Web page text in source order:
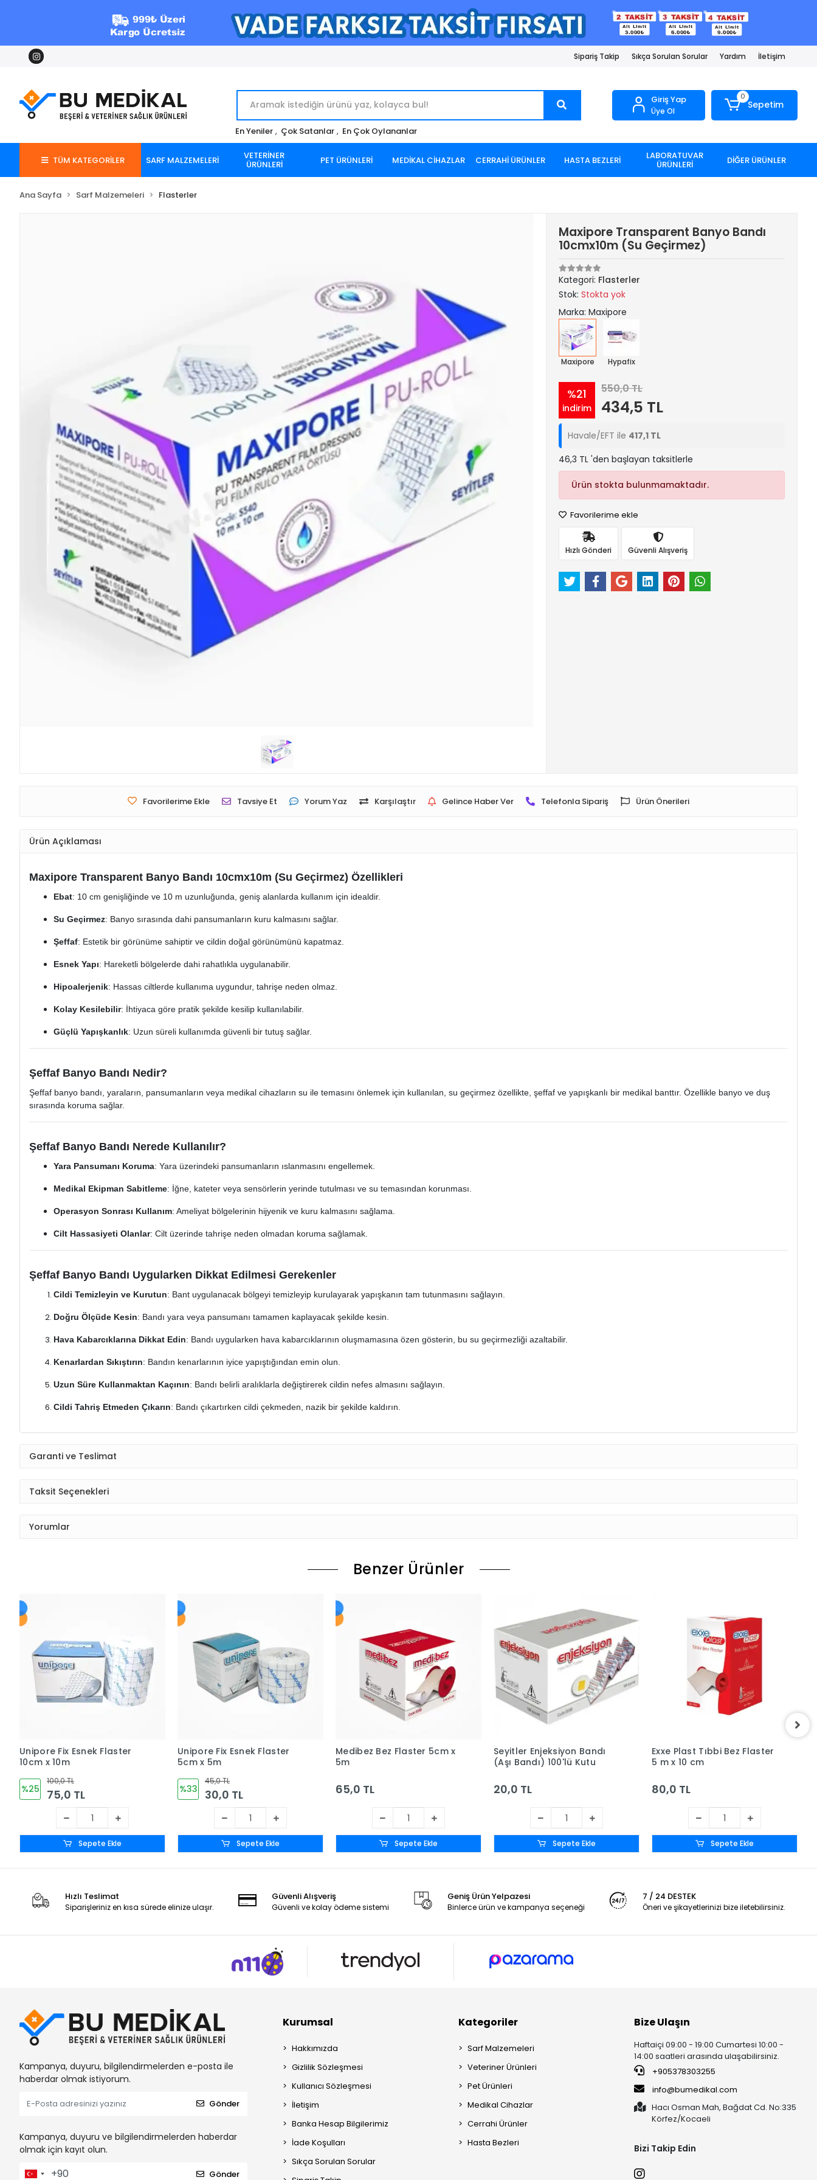
Sipariş Takip Sıkça Sorulan Sorular Yardım İletişim
En Yeniler , Çok Satanlar , En Çok Oylananlar
Giriş Yap
Üye Ol
0
Sepetim
TÜM KATEGORİLER SARF MALZEMELERİ VETERİNER
ÜRÜNLERİ PET ÜRÜNLERİ MEDİKAL CİHAZLAR CERRAHİ ÜRÜNLER HASTA BEZLERİ LABORATUVAR
ÜRÜNLERİ DİĞER ÜRÜNLER
Ana Sayfa Sarf Malzemeleri Flasterler
Maxipore Transparent Banyo Bandı
10cmx10m (Su Geçirmez)
Kategori: Flasterler
Stok:Stokta yok
Marka: Maxipore
Maxipore Hypafix
%21
indirim
550,0 TL
434,5 TL
Havale/EFT ile 417,1 TL
46,3 TL 'den başlayan taksitlerle
Ürün stokta bulunmamaktadır.
Favorilerime ekle
Hızlı Gönderi Güvenli Alışveriş
Favorilerime Ekle Tavsiye Et Yorum Yaz Karşılaştır Gelince Haber Ver Telefonla Sipariş Ürün Önerileri
Ürün Açıklaması
Maxipore Transparent Banyo Bandı 10cmx10m (Su Geçirmez) Özellikleri
Ebat: 10 cm genişliğinde ve 10 m uzunluğunda, geniş alanlarda kullanım için idealdir.
Su Geçirmez: Banyo sırasında dahi pansumanların kuru kalmasını sağlar.
Şeffaf: Estetik bir görünüme sahiptir ve cildin doğal görünümünü kapatmaz.
Esnek Yapı: Hareketli bölgelerde dahi rahatlıkla uygulanabilir.
Hipoalerjenik: Hassas ciltlerde kullanıma uygundur, tahrişe neden olmaz.
Kolay Kesilebilir: İhtiyaca göre pratik şekilde kesilip kullanılabilir.
Güçlü Yapışkanlık: Uzun süreli kullanımda güvenli bir tutuş sağlar.
Şeffaf Banyo Bandı Nedir?
Şeffaf banyo bandı, yaraların, pansumanların veya medikal cihazların su ile temasını önlemek için kullanılan, su geçirmez özellikte, şeffaf ve yapışkanlı bir medikal banttır. Özellikle banyo ve duş
sırasında koruma sağlar.
Şeffaf Banyo Bandı Nerede Kullanılır?
Yara Pansumanı Koruma: Yara üzerindeki pansumanların ıslanmasını engellemek.
Medikal Ekipman Sabitleme: İğne, kateter veya sensörlerin yerinde tutulması ve su temasından korunması.
Operasyon Sonrası Kullanım: Ameliyat bölgelerinin hijyenik ve kuru kalmasını sağlama.
Cilt Hassasiyeti Olanlar: Cilt üzerinde tahrişe neden olmadan koruma sağlamak.
Şeffaf Banyo Bandı Uygularken Dikkat Edilmesi Gerekenler
Cildi Temizleyin ve Kurutun: Bant uygulanacak bölgeyi temizleyip kurulayarak yapışkanın tam tutunmasını sağlayın.
Doğru Ölçüde Kesin: Bandı yara veya pansumanı tamamen kaplayacak şekilde kesin.
Hava Kabarcıklarına Dikkat Edin: Bandı uygularken hava kabarcıklarının oluşmamasına özen gösterin, bu su geçirmezliği azaltabilir.
Kenarlardan Sıkıştırın: Bandın kenarlarının iyice yapıştığından emin olun.
Uzun Süre Kullanmaktan Kaçının: Bandı belirli aralıklarla değiştirerek cildin nefes almasını sağlayın.
Cildi Tahriş Etmeden Çıkarın: Bandı çıkartırken cildi çekmeden, nazik bir şekilde kaldırın.
Garanti ve Teslimat
Taksit Seçenekleri
Yorumlar
Benzer Ürünler
Unipore Fix Esnek Flaster
10cm x 10m
%25
100,0 TL
75,0 TL
Sepete Ekle
Unipore Fix Esnek Flaster
5cm x 5m
%33
45,0 TL
30,0 TL
Sepete Ekle
Medibez Bez Flaster 5cm x
5m
65,0 TL
Sepete Ekle
Seyitler Enjeksiyon Bandı
(Aşı Bandı) 100'lü Kutu
20,0 TL
Sepete Ekle
Exxe Plast Tıbbi Bez Flaster
5 m x 10 cm
80,0 TL
Sepete Ekle
Hızlı Teslimat
Siparişleriniz en kısa sürede elinize ulaşır.
Güvenli Alışveriş
Güvenli ve kolay ödeme sistemi
Geniş Ürün Yelpazesi
Binlerce ürün ve kampanya seçeneği
7 / 24 DESTEK
Öneri ve şikayetlerinizi bize iletebilirsiniz.
Kampanya, duyuru, bilgilendirmelerden e-posta ile
haberdar olmak istiyorum.
Gönder
Kampanya, duyuru ve bilgilendirmelerden haberdar
olmak için kayıt olun.
Gönder
Kurumsal
Hakkımızda
Gizlilik Sözleşmesi
Kullanıcı Sözleşmesi
İletişim
Banka Hesap Bilgilerimiz
İade Koşulları
Sıkça Sorulan Sorular
Kategoriler
Sarf Malzemeleri
Veteriner Ürünleri
Pet Ürünleri
Medikal Cihazlar
Cerrahi Ürünler
Hasta Bezleri
Bize Ulaşın
Haftaiçi 09:00 - 19:00 Cumartesi 10:00 -
14:00 saatleri arasında ulaşabilirsiniz.
+905378303255
info@bumedikal.com
Hacı Osman Mah, Bağdat Cd. No:335
Körfez/Kocaeli
Bizi Takip Edin